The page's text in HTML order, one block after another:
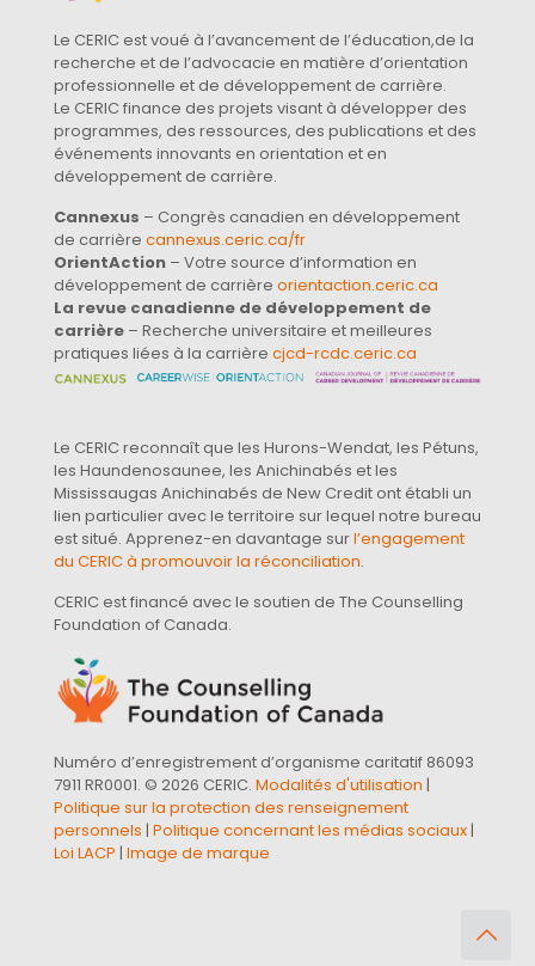
Le CERIC est voué à l’avancement de l’éducation,de la
recherche et de l’advocacie en matière d’orientation
professionnelle et de développement de carrière.
Le CERIC finance des projets visant à développer des
programmes, des ressources, des publications et des
événements innovants en orientation et en
développement de carrière.
Cannexus – Congrès canadien en développement
de carrière cannexus.ceric.ca/fr
OrientAction – Votre source d’information en
développement de carrière orientaction.ceric.ca
La revue canadienne de développement de
carrière – Recherche universitaire et meilleures
pratiques liées à la carrière cjcd-rcdc.ceric.ca
Le CERIC reconnaît que les Hurons-Wendat, les Pétuns,
les Haundenosaunee, les Anichinabés et les
Mississaugas Anichinabés de New Credit ont établi un
lien particulier avec le territoire sur lequel notre bureau
est situé. Apprenez-en davantage surl’engagement
du CERIC à promouvoir la réconciliation.
CERIC est financé avec le soutien de The Counselling
Foundation of Canada.
Numéro d’enregistrement d’organisme caritatif 86093
7911 RR0001. © 2026 CERIC. Modalités d'utilisation |
Politique sur la protection des renseignement
personnels | Politique concernant les médias sociaux|
Loi LACP | Image de marque